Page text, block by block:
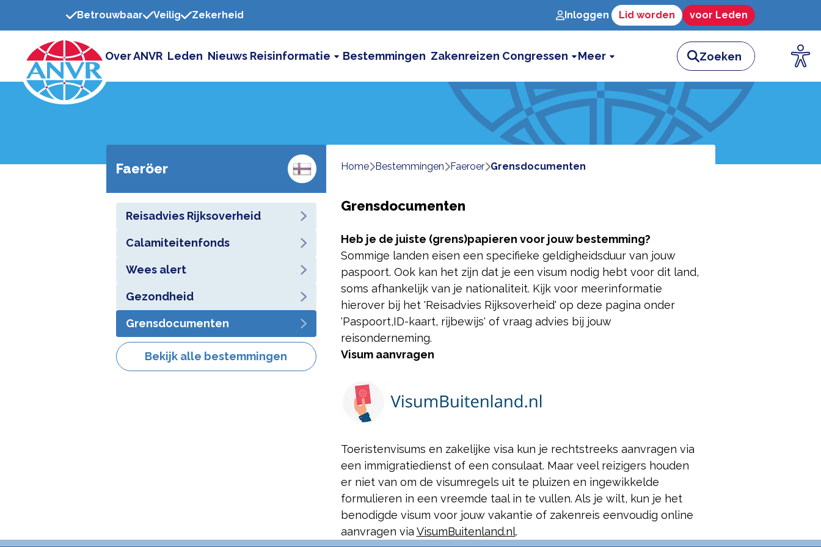
Betrouwbaar Veilig Zekerheid Inloggen Lid worden voor Leden
Over ANVR Leden Nieuws Reisinformatie Bestemmingen Zakenreizen Congressen Meer
Faeröer
Reisadvies Rijksoverheid
Calamiteitenfonds
Wees alert
Gezondheid
Grensdocumenten
Bekijk alle bestemmingen
Home bestemmingen faeroer grensdocumenten
Grensdocumenten
Heb je de juiste (grens)papieren voor jouw bestemming?
Sommige landen eisen een specifieke geldigheidsduur van jouw
paspoort. Ook kan het zijn dat je een visum nodig hebt voor dit land,
soms afhankelijk van je nationaliteit. Kijk voor meerinformatie
hierover bij het 'Reisadvies Rijksoverheid' op deze pagina onder
'Paspoort,ID-kaart, rijbewijs' of vraag advies bij jouw
reisonderneming.
Visum aanvragen
Toeristenvisums en zakelijke visa kun je rechtstreeks aanvragen via
een immigratiedienst of een consulaat. Maar veel reizigers houden
er niet van om de visumregels uit te pluizen en ingewikkelde
formulieren in een vreemde taal in te vullen. Als je wilt, kun je het
benodigde visum voor jouw vakantie of zakenreis eenvoudig online
aanvragen via VisumBuitenland.nl.